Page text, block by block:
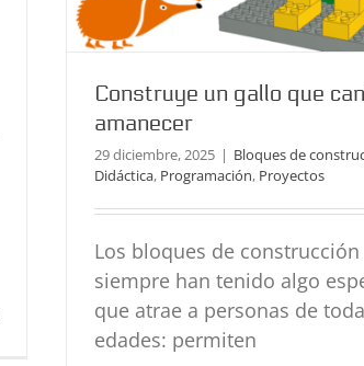
Construye un gallo que
amanecer
29 diciembre, 2025 | Bloques de
Didáctica, Programación, Proyectos
Los bloques de construcción
siempre han tenido algo
que atrae a personas de
edades: permiten